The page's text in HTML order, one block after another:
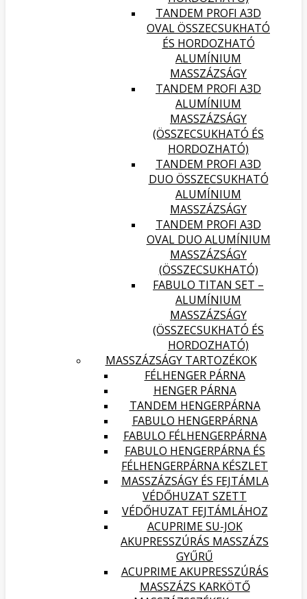
TANDEM PROFI A3D
OVAL ÖSSZECSUKHATÓ
ÉS HORDOZHATÓ
ALUMÍNIUM
MASSZÁZSÁGY
TANDEM PROFI A3D
ALUMÍNIUM
MASSZÁZSÁGY
(ÖSSZECSUKHATÓ ÉS
HORDOZHATÓ)
TANDEM PROFI A3D
DUO ÖSSZECSUKHATÓ
ALUMÍNIUM
MASSZÁZSÁGY
TANDEM PROFI A3D
OVAL DUO ALUMÍNIUM
MASSZÁZSÁGY
(ÖSSZECSUKHATÓ)
FABULO TITAN SET –
ALUMÍNIUM
MASSZÁZSÁGY
(ÖSSZECSUKHATÓ ÉS
HORDOZHATÓ)
MASSZÁZSÁGY TARTOZÉKOK
FÉLHENGER PÁRNA
HENGER PÁRNA
TANDEM HENGERPÁRNA
FABULO HENGERPÁRNA
FABULO FÉLHENGERPÁRNA
FABULO HENGERPÁRNA ÉS
FÉLHENGERPÁRNA KÉSZLET
MASSZÁZSÁGY ÉS FEJTÁMLA
VÉDŐHUZAT SZETT
VÉDŐHUZAT FEJTÁMLÁHOZ
ACUPRIME SU-JOK
AKUPRESSZÚRÁS MASSZÁZS
GYŰRŰ
ACUPRIME AKUPRESSZÚRÁS
MASSZÁZS KARKÖTŐ